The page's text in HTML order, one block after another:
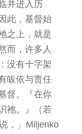
并进入历
此，基督始
之上，就是
而，许多人
没有十字架
皈依与责任
督。『在你
祂。』（若
，」Miljenko